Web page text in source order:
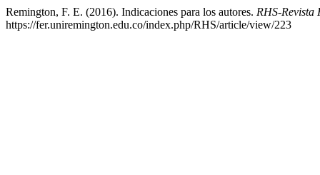
Remington, F. E. (2016). Indicaciones para los autores. RHS-Revista
https://fer.uniremington.edu.co/index.php/RHS/article/view/223